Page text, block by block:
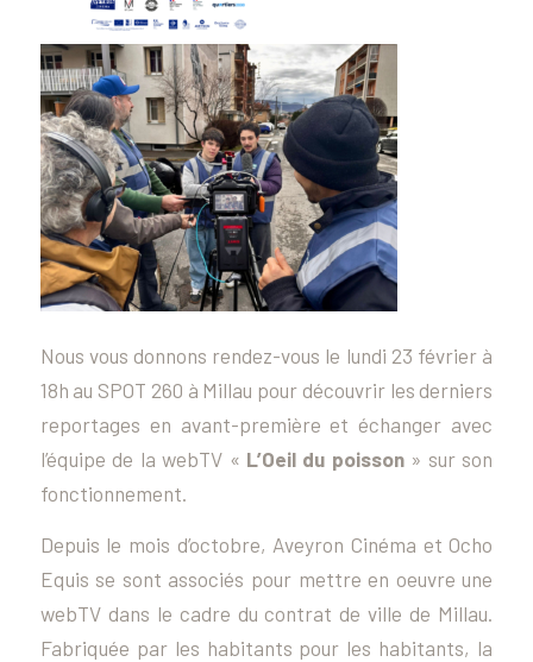
Nous vous donnons rendez-vous le lundi 23 février à
18h au SPOT 260 à Millau pour découvrir les derniers
reportages en avant-première et échanger avec
l’équipe de la webTV « L’Oeil du poisson» sur son
fonctionnement.
Depuis le mois d’octobre, Aveyron Cinéma et Ocho
Equis se sont associés pour mettre en oeuvre une
webTV dans le cadre du contrat de ville de Millau.
Fabriquée par les habitants pour les habitants, la